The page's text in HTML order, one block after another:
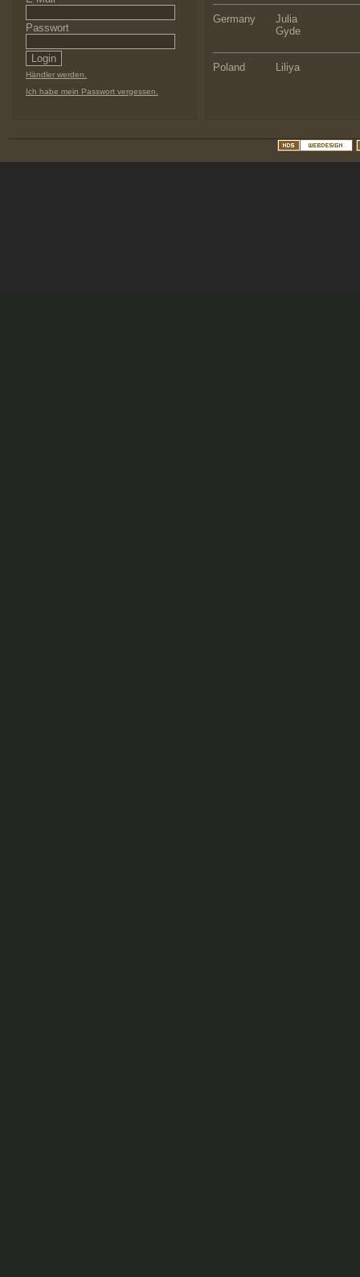
Passwort
Händler werden.
Ich habe mein Passwort vergessen.
Germany
Julia
Gyde
Poland Liliya